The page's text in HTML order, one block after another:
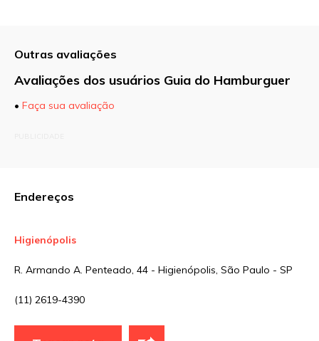
Outras avaliações
Avaliações dos usuários Guia do Hamburguer
• Faça sua avaliação
Endereços
Higienópolis
R. Armando A. Penteado, 44 - Higienópolis, São Paulo - SP
(11) 2619-4390